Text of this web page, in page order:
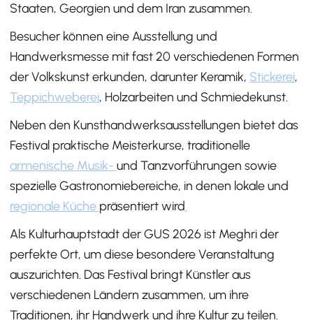
Staaten, Georgien und dem Iran zusammen.
Besucher können eine Ausstellung und
Handwerksmesse mit fast 20 verschiedenen Formen
der Volkskunst erkunden, darunter Keramik, Stickerei,
Teppichweberei, Holzarbeiten und Schmiedekunst.
Neben den Kunsthandwerksausstellungen bietet das
Festival praktische Meisterkurse, traditionelle
armenische Musik- und Tanzvorführungen sowie
spezielle Gastronomiebereiche, in denen lokale und
regionale Küche präsentiert wird.
Als Kulturhauptstadt der GUS 2026 ist Meghri der
perfekte Ort, um diese besondere Veranstaltung
auszurichten. Das Festival bringt Künstler aus
verschiedenen Ländern zusammen, um ihre
Traditionen, ihr Handwerk und ihre Kultur zu teilen.